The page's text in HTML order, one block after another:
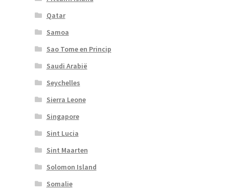
Qatar
Samoa
Sao Tome en Princip
Saudi Arabië
Seychelles
Sierra Leone
Singapore
Sint Lucia
Sint Maarten
Solomon Island
Somalie